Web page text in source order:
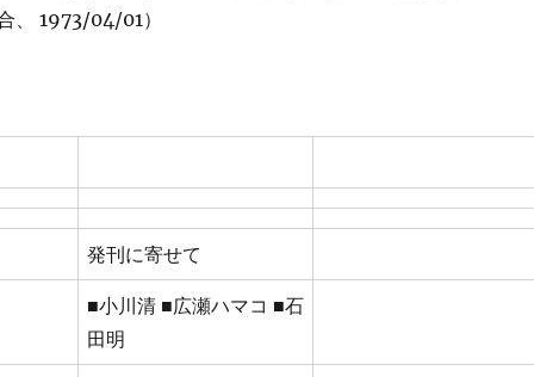
、 1973/04/01）
発刊に寄せて
■小川清 ■広瀬ハマコ ■石
田明